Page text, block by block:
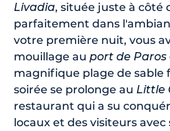
Livadia, située juste à côté
parfaitement dans
votre première nuit, vous
mouillage au port de Paros
magnifique plage de sable
soirée se prolonge au Little
restaurant qui a su
locaux et des visiteurs